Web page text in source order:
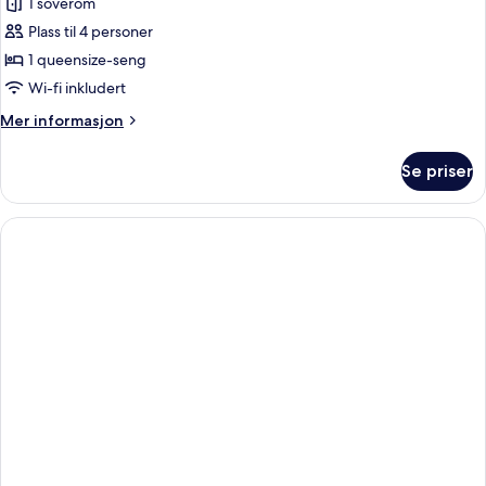
av
Rom
–
junior
Plass til 4 personer
1 queensize-seng
Wi-fi inkludert
Mer informasjon
Mer
–
junior
Se priser